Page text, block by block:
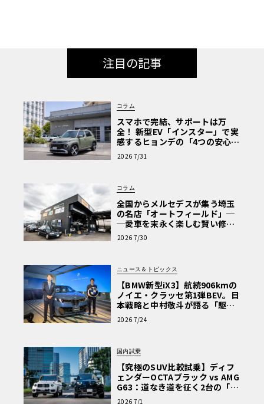
注目の記事
コラム
スマホで完結、サポートは万
全！ 新型EV「インスター」で実
感するヒョンデの「4つの安心」
【第1回・ヒョンデ6つの疑問：
Why? Hyundai?】〈PR〉
2026 7/31
コラム
全国からメルセデスが集う埼玉
の名店「オートフィールド」─
─愛車を末永く楽しむ賢い修理
術と、プロがフックス製オイル
を選ぶ理由〈PR〉
2026 7/30
ニュース＆トピックス
【BMW新型iX3】航続906kmの
ノイエ・クラッセ第1弾BEV。日
本戦略と中村敬斗が語る「駆け
ぬける歓び」
2026 7/24
国内試乗
【究極のSUV比較試乗】ディフ
ェンダーOCTAブラック vs AMG
G63：道なき道を征く2台の「対
極的アプローチ」
2026 7/1